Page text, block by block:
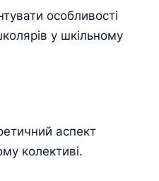
особливості
у шкільному
аспект
колективі.